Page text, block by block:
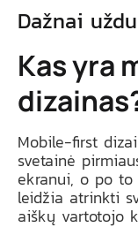
Dažnai
Kas yra
Mobile-first
svetainė
ekranui, o po to
leidžia atrinkti
aiškų vartotojo